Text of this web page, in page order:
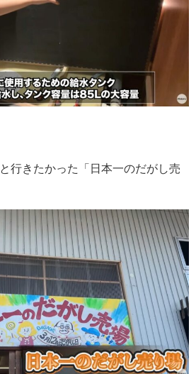
行きたかった「日本一のだがし売